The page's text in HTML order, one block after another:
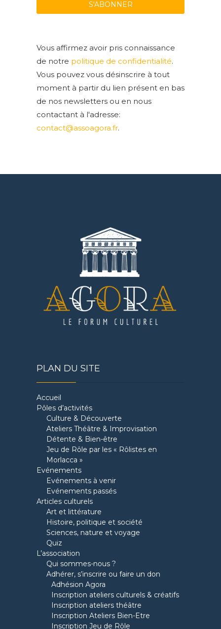
Vous affirmez avoir pris connaissance
de notre politique de confidentialité.
Vous pouvez vous désinscrire à tout
moment à partir du lien présent en bas
de nos newsletters ou en nous
contactant à l'adresse:
contact@assoagora.fr.
PLAN DU SITE
Accueil
Pôles d’activités
Culture & Découverte
Ateliers Théâtre & Improvisation
Détente & Bien-être
Jeu de Rôle par les « Rôlistes en
Morlacca »
Evénements
Evénements à venir
Evénements passés
Articles culturels
Art et littérature
Histoire, politique et société
Sciences, nature et voyage
Quiz
L’association
Qui sommes-nous ?
Adhérer, s’inscrire ou faire un don
Adhésion Agora
Inscription ateliers culturels & créatifs
Inscription ateliers théâtre
Inscription Ateliers Bien-Etre
Inscription Jeu de Rôle